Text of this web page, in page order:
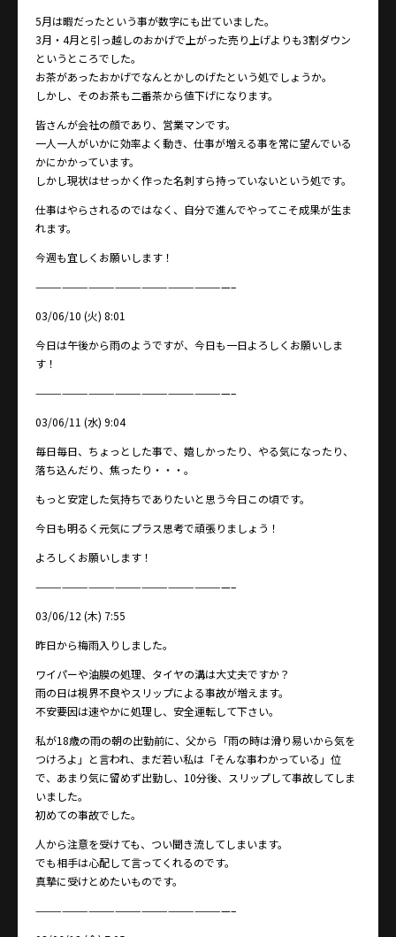
5月は暇だったという事が数字にも出ていました。
3月・4月と引っ越しのおかげで上がった売り上げよりも3割ダウン
というところでした。
お茶があったおかげでなんとかしのげたという処でしょうか。
しかし、そのお茶も二番茶から値下げになります。
皆さんが会社の顔であり、営業マンです。
一人一人がいかに効率よく動き、仕事が増える事を常に望んでいる
かにかかっています。
しかし現状はせっかく作った名刺すら持っていないという処です。
仕事はやらされるのではなく、自分で進んでやってこそ成果が生ま
れます。
今週も宜しくお願いします！
——————————————————————–
03/06/10 (火) 8:01
今日は午後から雨のようですが、今日も一日よろしくお願いしま
す！
——————————————————————–
03/06/11 (水) 9:04
毎日毎日、ちょっとした事で、嬉しかったり、やる気になったり、
落ち込んだり、焦ったり・・・。
もっと安定した気持ちでありたいと思う今日この頃です。
今日も明るく元気にプラス思考で頑張りましょう！
よろしくお願いします！
——————————————————————–
03/06/12 (木) 7:55
昨日から梅雨入りしました。
ワイパーや油膜の処理、タイヤの溝は大丈夫ですか？
雨の日は視界不良やスリップによる事故が増えます。
不安要因は速やかに処理し、安全運転して下さい。
私が18歳の雨の朝の出勤前に、父から「雨の時は滑り易いから気を
つけろよ」と言われ、まだ若い私は「そんな事わかっている」位
で、あまり気に留めず出勤し、10分後、スリップして事故してしま
いました。
初めての事故でした。
人から注意を受けても、つい聞き流してしまいます。
でも相手は心配して言ってくれるのです。
真摯に受けとめたいものです。
——————————————————————–